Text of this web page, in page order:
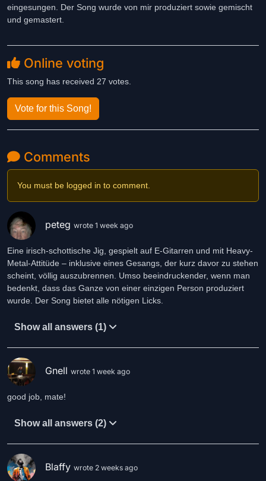
eingesungen. Der Song wurde von mir produziert sowie gemischt
und gemastert.
Online voting
This song has received 27 votes.
Vote for this Song!
Comments
You must be logged in to comment.
peteg wrote 1 week ago
Eine irisch-schottische Jig, gespielt auf E-Gitarren und mit Heavy-
Metal-Attitüde – inklusive eines Gesangs, der kurz davor zu stehen
scheint, völlig auszubrennen. Umso beeindruckender, wenn man
bedenkt, dass das Ganze von einer einzigen Person produziert
wurde. Der Song bietet alle nötigen Licks.
Show all answers (1)
Gnell wrote 1 week ago
good job, mate!
Show all answers (2)
Blaffy wrote 2 weeks ago